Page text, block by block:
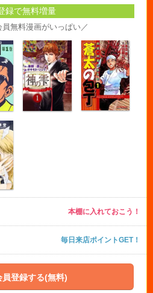
録で無料増量
無料漫画がいっぱい／
本棚に入れておこう！
毎日来店ポイントGET！
員登録する(無料)